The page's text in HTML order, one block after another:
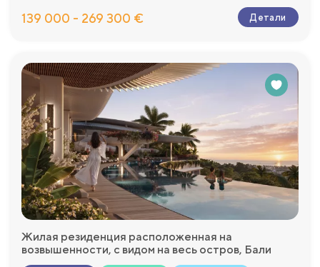
139 000 - 269 300 € Детали
Жилая резиденция расположенная на
возвышенности, с видом на весь остров, Бали